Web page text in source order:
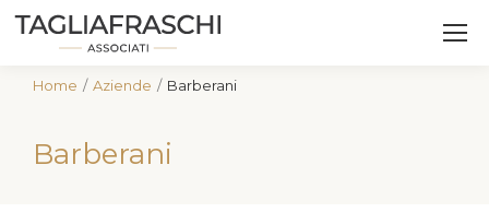
Tu sei qui:
Home Aziende Barberani
Barberani